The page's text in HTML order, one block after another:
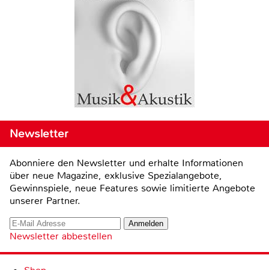
Newsletter
Abonniere den Newsletter und erhalte Informationen
über neue Magazine, exklusive Spezialangebote,
Gewinnspiele, neue Features sowie limitierte Angebote
unserer Partner.
Newsletter abbestellen